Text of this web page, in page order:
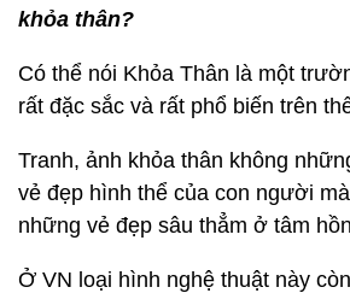
khỏa thân?
Có thể nói Khỏa Thân là một
rất đặc sắc và rất phổ biến trên
Tranh, ảnh khỏa thân không
vẻ đẹp hình thể của con người
những vẻ đẹp sâu thẳm ở tâm
Ở VN loại hình nghệ thuật này